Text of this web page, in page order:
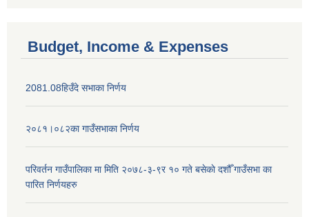
Budget, Income & Expenses
2081.08हिउँदे सभाका निर्णय
२०८१।०८२का गाउँसभाका निर्णय
परिवर्तन गाउँपालिका मा मिति २०७८-३-९र १० गते बसेकाे दशौँ गाउँसभा का
पारित निर्णयहरु